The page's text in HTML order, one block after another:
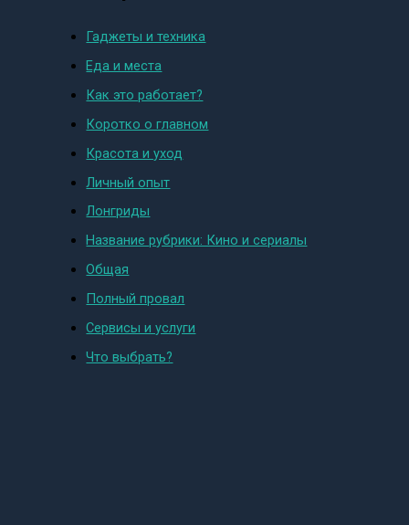
Гаджеты и техника
Еда и места
Как это работает?
Коротко о главном
Красота и уход
Личный опыт
Лонгриды
Название рубрики: Кино и сериалы
Общая
Полный провал
Сервисы и услуги
Что выбрать?